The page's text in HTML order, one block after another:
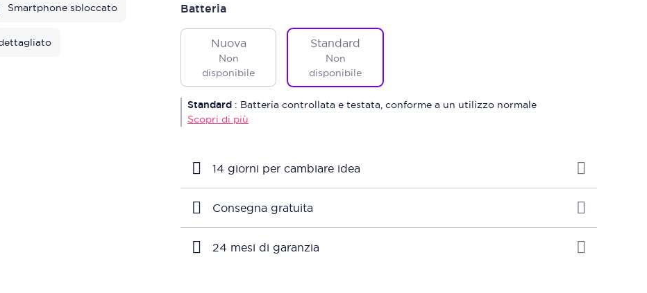
Smartphone sbloccato Batteria
Nuova
Non
disponibile
Standard
Non
disponibile
Standard : Batteria controllata e testata, conforme a un utilizzo normale
Scopri di più
14 giorni per cambiare idea
Consegna gratuita
24 mesi di garanzia